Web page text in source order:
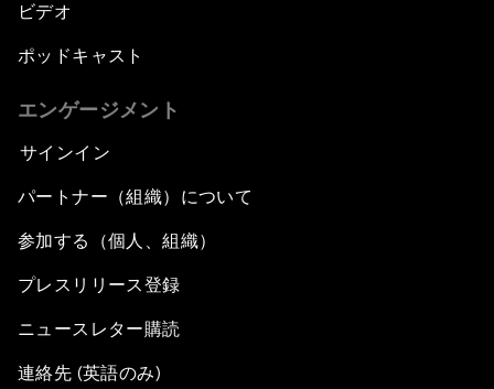
ビデオ
ポッドキャスト
エンゲージメント
サインイン
パートナー（組織）について
参加する（個人、組織）
プレスリリース登録
ニュースレター購読
連絡先 (英語のみ)